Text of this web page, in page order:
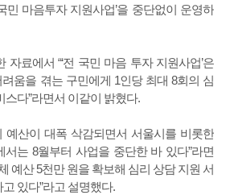
민 마음투자 지원사업’을 중단없이 운영하
자료에서 “‘전 국민 마음 투자 지원사업’은
움을 겪는 구민에게 1인당 최대 8회의 심
다”라면서 이같이 밝혔다.
예산이 대폭 삭감되면서 서울시를 비롯한
서는 8월부터 사업을 중단한 바 있다”라면
예산 5천만 원을 확보해 심리 상담 지원 서
있다”라고 설명했다.